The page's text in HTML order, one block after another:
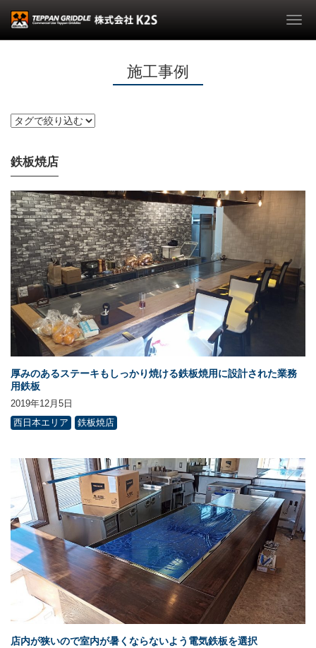
施工事例
鉄板焼店
厚みのあるステーキもしっかり焼ける鉄板焼用に設計された業務
用鉄板
2019年12月5日
西日本エリア
鉄板焼店
店内が狭いので室内が暑くならないよう電気鉄板を選択